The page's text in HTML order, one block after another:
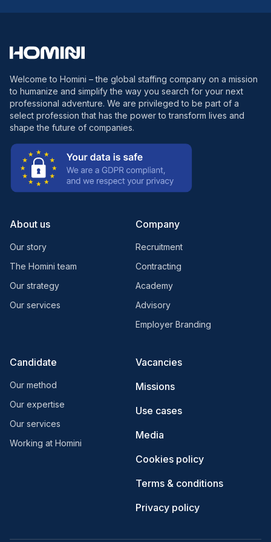
Welcome to Homini – the global staffing company on a mission
to humanize and simplify the way you search for your next
professional adventure. We are privileged to be part of a
select profession that has the power to transform lives and
shape the future of companies.
About us
Our story
The Homini team
Our strategy
Our services
Company
Recruitment
Contracting
Academy
Advisory
Employer Branding
Candidate
Our method
Our expertise
Our services
Working at Homini
Vacancies
Missions
Use cases
Media
Cookies policy
Terms & conditions
Privacy policy